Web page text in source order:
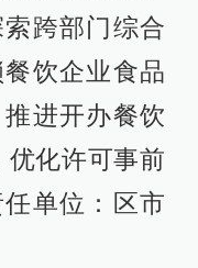
跨部门综合
饮企业食品
进开办餐饮
优化许可事前
单位：区市